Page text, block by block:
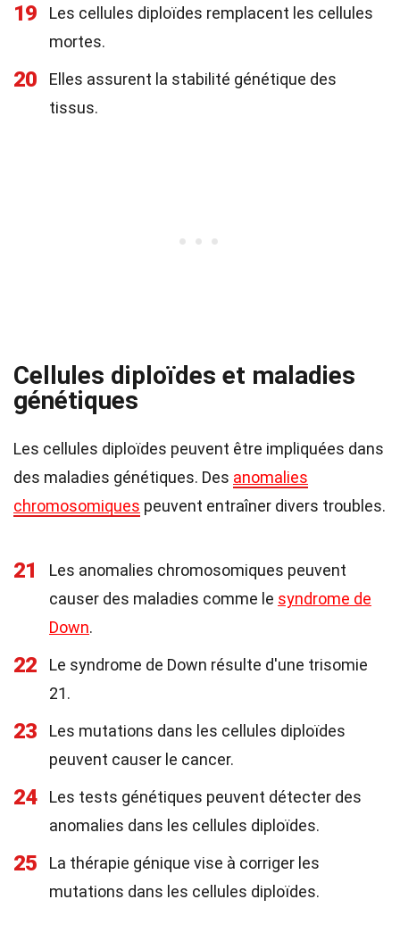
19
Les cellules diploïdes remplacent les cellules
mortes.
20
Elles assurent la stabilité génétique des
tissus.
Cellules diploïdes et maladies
génétiques
Les cellules diploïdes peuvent être impliquées dans
des maladies génétiques. Des anomalies
chromosomiques peuvent entraîner divers troubles.
21
Les anomalies chromosomiques peuvent
causer des maladies comme le syndrome de
Down.
22
Le syndrome de Down résulte d'une trisomie
21.
23
Les mutations dans les cellules diploïdes
peuvent causer le cancer.
24
Les tests génétiques peuvent détecter des
anomalies dans les cellules diploïdes.
25
La thérapie génique vise à corriger les
mutations dans les cellules diploïdes.